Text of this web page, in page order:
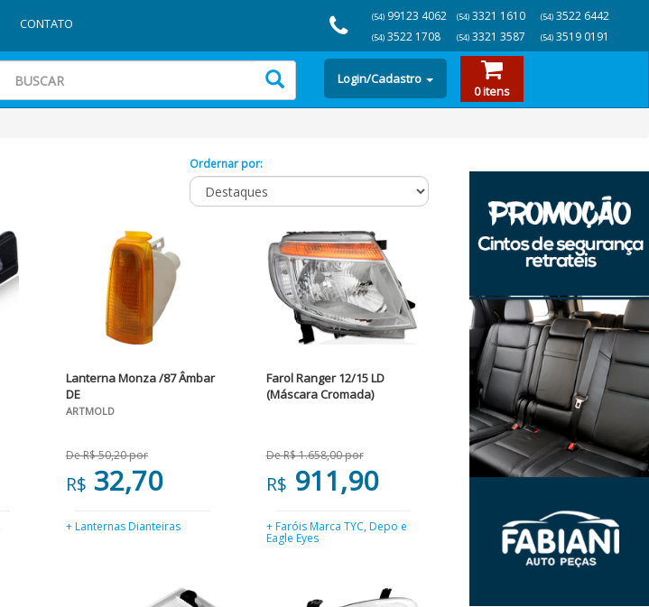
CONTATO (54) 99123 4062
(54) 3522 1708
(54)3321 1610
(54)3321 3587
(54)3522 6442
(54)3519 0191
Login/Cadastro
0 itens
Ordernar por:
Lanterna Monza /87 Âmbar
DE
ARTMOLD
De R$ 50,20 por
R$ 32,70
+ Lanternas Dianteiras
Farol Ranger 12/15 LD
(Máscara Cromada)
De R$ 1.658,00 por
R$ 911,90
+ Faróis Marca TYC, Depo e
Eagle Eyes